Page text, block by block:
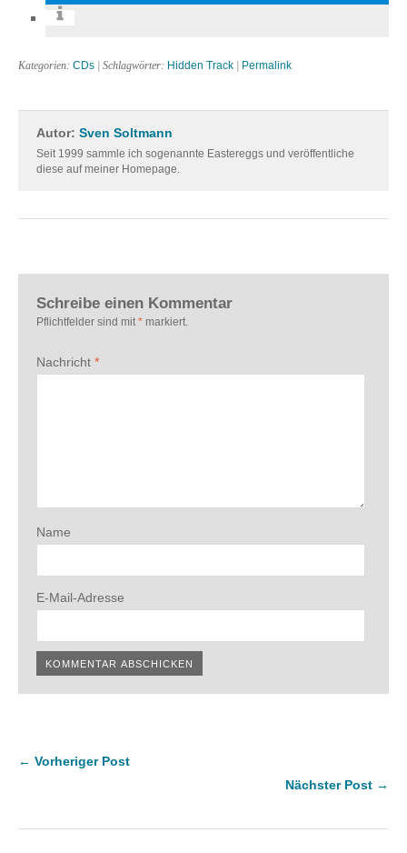
Kategorien: CDs | Schlagwörter: Hidden Track Permalink
Autor: Sven Soltmann
Seit 1999 sammle ich sogenannte Eastereggs und veröffentliche
diese auf meiner Homepage.
Schreibe einen Kommentar
Pflichtfelder sind mit * markiert.
Nachricht *
Name
E-Mail-Adresse
← Vorheriger Post
Nächster Post →